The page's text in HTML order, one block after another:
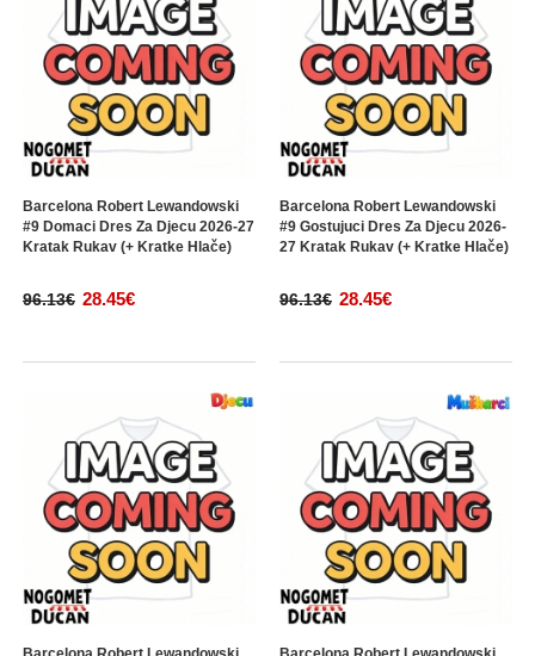
Barcelona Robert Lewandowski
#9 Domaci Dres Za Djecu 2026-27
Kratak Rukav (+ Kratke Hlače)
96.13€ 28.45€
Barcelona Robert Lewandowski
#9 Gostujuci Dres Za Djecu 2026-
27 Kratak Rukav (+ Kratke Hlače)
96.13€ 28.45€